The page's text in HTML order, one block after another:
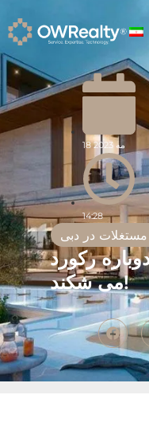
18 مه 2023
14:28
مستغلات در دبی
رکورد
می شکند!